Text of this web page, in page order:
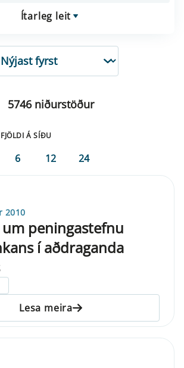
Ítarleg leit
5746 niðurstöður
FJÖLDI Á SÍÐU
6 12 24
2010
peningastefnu
í aðdraganda
Lesa meira